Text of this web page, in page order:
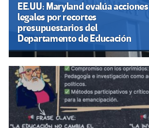
EE.UU: Maryland evalúa acciones
legales por recortes
presupuestarios del
Departamento de Educación